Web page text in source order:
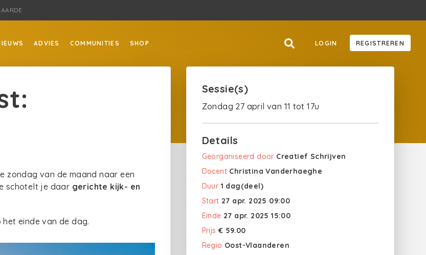
ADVIES COMMUNITIES SHOP LOGIN REGISTREREN
zondag van de maand naar een
schotelt je daar gerichte kijk- en
einde van de dag.
Sessie(s)
Zondag 27 april van 11 tot 17u
Details
Georganiseerd door Creatief Schrijven
Docent Christina Vanderhaeghe
Duur 1 dag(deel)
Start 27 apr. 2025 09:00
Einde 27 apr. 2025 15:00
Prijs € 59.00
Regio Oost-Vlaanderen